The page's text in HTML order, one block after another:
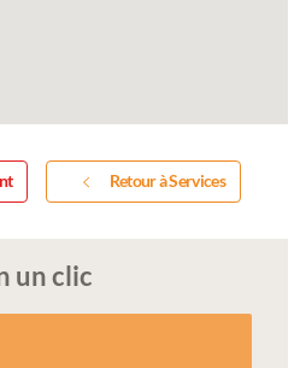
Retour à Services
un clic